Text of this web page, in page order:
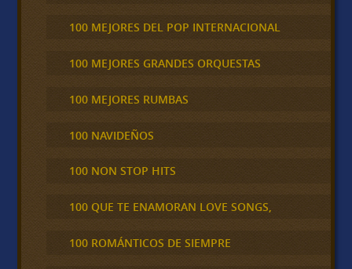
100 MEJORES DEL POP INTERNACIONAL
100 MEJORES GRANDES ORQUESTAS
100 MEJORES RUMBAS
100 NAVIDEÑOS
100 NON STOP HITS
100 QUE TE ENAMORAN LOVE SONGS,
100 ROMÁNTICOS DE SIEMPRE